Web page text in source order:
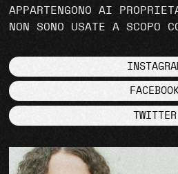
APPARTENGONO AI
NON SONO USATE A SCOPO
FACEBOOK
TWITTER